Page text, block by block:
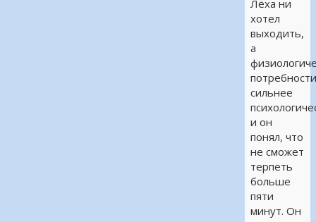
Лёха ни
хотел
выходить,
а
сильнее
и он
понял, что
не сможет
терпеть
больше
пяти
минут. Он